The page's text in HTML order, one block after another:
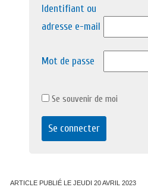
Identifiant ou
adresse e-mail
Mot de passe
Se souvenir de moi
ARTICLE PUBLIÉ LE JEUDI 20 AVRIL 2023